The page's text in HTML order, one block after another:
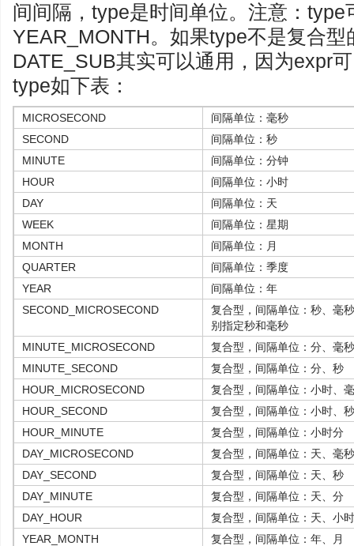
间间隔，type是时间单位。注意：type
YEAR_MONTH。如果type不是复合型
DATE_SUB其实可以通用，因为expr
type如下表：
MICROSECOND
间隔单位：毫秒
SECOND
间隔单位：秒
MINUTE
间隔单位：分钟
HOUR
间隔单位：小时
DAY
间隔单位：天
WEEK
间隔单位：星期
MONTH
间隔单位：月
QUARTER
间隔单位：季度
YEAR
间隔单位：年
SECOND_MICROSECOND
复合型，间隔单位：秒、毫
别指定秒和毫秒
MINUTE_MICROSECOND
复合型，间隔单位：分、毫秒
MINUTE_SECOND
复合型，间隔单位：分、秒
HOUR_MICROSECOND
复合型，间隔单位：小时、
HOUR_SECOND
复合型，间隔单位：小时、秒
HOUR_MINUTE
复合型，间隔单位：小时分
DAY_MICROSECOND
复合型，间隔单位：天、毫秒
DAY_SECOND
复合型，间隔单位：天、秒
DAY_MINUTE
复合型，间隔单位：天、分
DAY_HOUR
复合型，间隔单位：天、小时
YEAR_MONTH
复合型，间隔单位：年、月